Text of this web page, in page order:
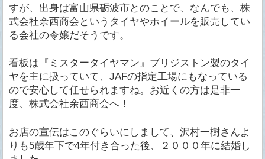
すが、出身は富山県砺波市とのことで、なんでも、株
式会社余西商会というタイヤやホイールを販売してい
る会社の令嬢だそうです。
看板は『ミスタータイヤマン』ブリジストン製のタイ
ヤを主に扱っていて、JAFの指定工場にもなっている
ので安心して任せられますね。お近くの方は是非一
度、株式会社余西商会へ！
お店の宣伝はこのぐらいにしまして、沢村一樹さんよ
りも5歳年下で4年付き合った後、２０００年に結婚し